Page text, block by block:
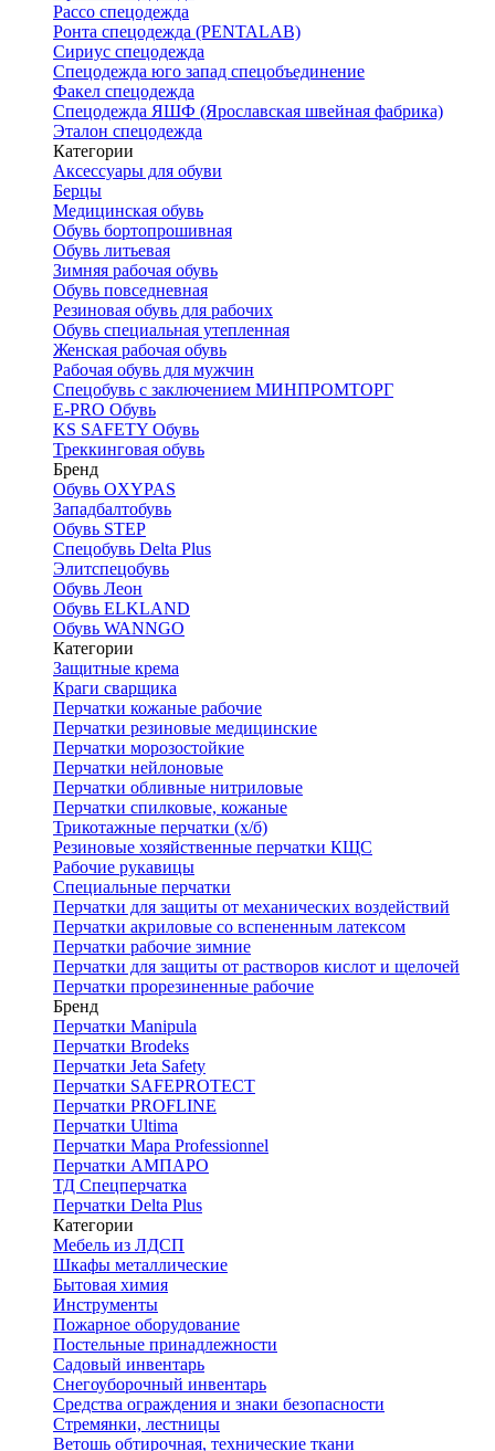
Рассо спецодежда
Ронта спецодежда (PENTALAB)
Сириус спецодежда
Спецодежда юго запад спецобъединение
Факел спецодежда
Спецодежда ЯШФ (Ярославская швейная фабрика)
Эталон спецодежда
Категории
Аксессуары для обуви
Берцы
Медицинская обувь
Обувь бортопрошивная
Обувь литьевая
Зимняя рабочая обувь
Обувь повседневная
Резиновая обувь для рабочих
Обувь специальная утепленная
Женская рабочая обувь
Рабочая обувь для мужчин
Спецобувь с заключением МИНПРОМТОРГ
E-PRO Обувь
KS SAFETY Обувь
Треккинговая обувь
Бренд
Обувь OXYPAS
Западбалтобувь
Обувь STEP
Спецобувь Delta Plus
Элитспецобувь
Обувь Леон
Обувь ELKLAND
Обувь WANNGO
Категории
Защитные крема
Краги сварщика
Перчатки кожаные рабочие
Перчатки резиновые медицинские
Перчатки морозостойкие
Перчатки нейлоновые
Перчатки обливные нитриловые
Перчатки спилковые, кожаные
Трикотажные перчатки (х/б)
Резиновые хозяйственные перчатки КЩС
Рабочие рукавицы
Специальные перчатки
Перчатки для защиты от механических воздействий
Перчатки акриловые со вспененным латексом
Перчатки рабочие зимние
Перчатки для защиты от растворов кислот и щелочей
Перчатки прорезиненные рабочие
Бренд
Перчатки Manipula
Перчатки Brodeks
Перчатки Jeta Safety
Перчатки SAFEPROTECT
Перчатки PROFLINE
Перчатки Ultima
Перчатки Мара Professionnel
Перчатки АМПАРО
ТД Спецперчатка
Перчатки Delta Plus
Категории
Мебель из ЛДСП
Шкафы металлические
Бытовая химия
Инструменты
Пожарное оборудование
Постельные принадлежности
Садовый инвентарь
Снегоуборочный инвентарь
Средства ограждения и знаки безопасности
Стремянки, лестницы
Ветошь обтирочная, технические ткани